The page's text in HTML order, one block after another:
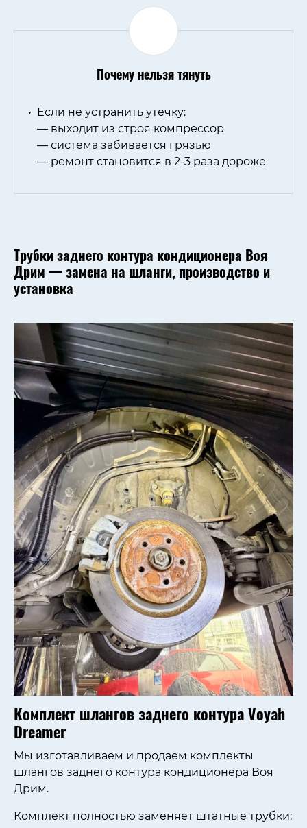
Почему нельзя тянуть
Если не устранить утечку:
— выходит из строя компрессор
— система забивается грязью
— ремонт становится в 2-3 раза дороже
Трубки заднего контура кондиционера Воя
Дрим — замена на шланги, производство и
установка
Комплект шлангов заднего контура Voyah
Dreamer
Мы изготавливаем и продаем комплекты
шлангов заднего контура кондиционера Воя
Дрим.
Комплект полностью заменяет штатные трубки: